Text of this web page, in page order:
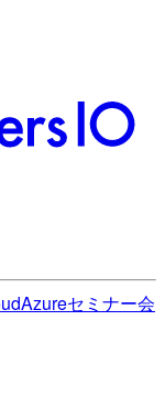
Azureセミナー会